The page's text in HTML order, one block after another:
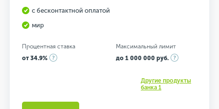
с бесконтактной оплатой
мир
Процентная ставка
от 34.9%
Максимальный лимит
до 1 000 000 руб.
Другие продукты
банка 1